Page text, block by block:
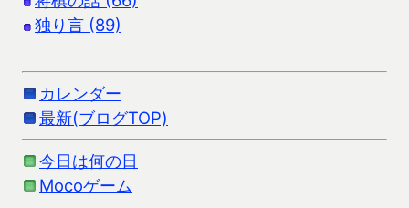
独り言 (89)
カレンダー
最新(ブログTOP)
今日は何の日
Mocoゲーム